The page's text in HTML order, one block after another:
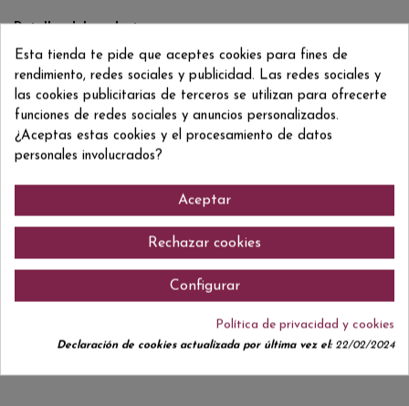
Detalles del producto
Reviews(0)
No hay reseñas de clientes en este momento.
Esta tienda te pide que aceptes cookies para fines de
rendimiento, redes sociales y publicidad. Las redes sociales y
las cookies publicitarias de terceros se utilizan para ofrecerte
funciones de redes sociales y anuncios personalizados.
¿Aceptas estas cookies y el procesamiento de datos
personales involucrados?
Aceptar
Rechazar cookies
Configurar
Política de privacidad y cookies
Declaración de cookies actualizada por última vez el:22/02/2024